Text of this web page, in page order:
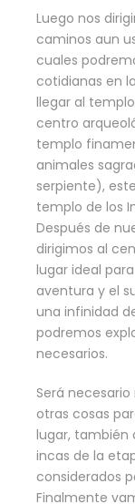
Luego nos
caminos aun
cuales
cotidianas en
llegar al
centro
templo
animales
serpiente),
templo de los
Después de
dirigimos al
lugar ideal
aventura y el
una infinidad
podremos
necesarios.
Será
otras cosas
lugar, también
incas de la
considerados
Finalmente